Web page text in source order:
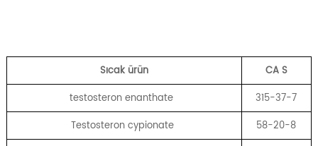
Sıcak ürün CAS
testosteron enanthate
315-37-7
Testosteron cypionate
58-20-8